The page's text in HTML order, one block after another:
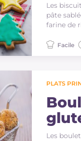
Les
pâte
farine de
Facile
PLATS
Les